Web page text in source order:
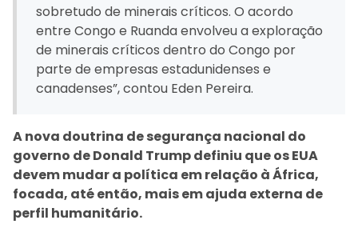
sobretudo de minerais críticos. O acordo
entre Congo e Ruanda envolveu a exploração
de minerais críticos dentro do Congo por
parte de empresas estadunidenses e
canadenses”, contou Eden Pereira.
A nova doutrina de segurança nacional do
governo de Donald Trump definiu que os EUA
devem mudar a política em relação à África,
focada, até então, mais em ajuda externa de
perfil humanitário.